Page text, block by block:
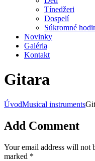
Tínedžeri
Dospelí
Súkromné
Novinky
Galéria
Kontakt
Gitara
ÚvodMusical instruments
Add Comment
Your email address will not
marked *